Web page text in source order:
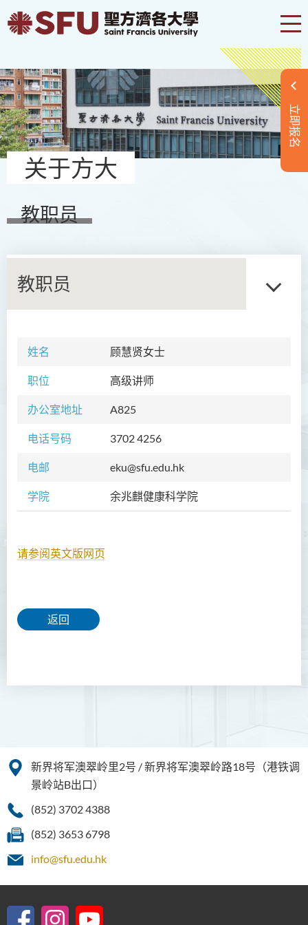
立即报名
关于方大
教职员
教职员
姓名 顾慧贤女士
职位 高级讲师
办公室地址 A825
电话号码 3702 4256
电邮 eku@sfu.edu.hk
学院 余兆麒健康科学院
请参阅英文版网页
返回
学院简介
院长的话
课程概览
教职员
校外顾问团及校外考试委员
学生活动
新界将军澳翠岭里2号 / 新界将军澳翠岭路18号（港铁调
景岭站B出口）
(852) 3702 4388
(852) 3653 6798
info@sfu.edu.hk